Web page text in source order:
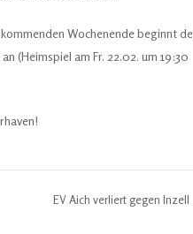
Wochenende beginnt
(Heimspiel am Fr. 22.02. um 19:30
EV Aich verliert gegen Inzell